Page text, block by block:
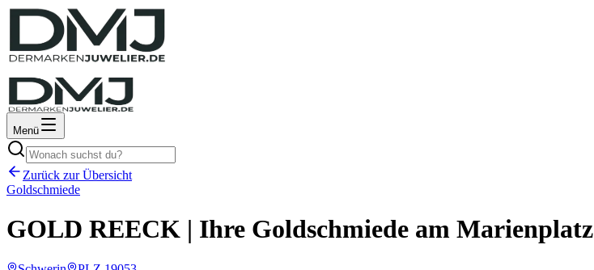
Menü
Zurück zur Übersicht
Goldschmiede
GOLD REECK | Ihre Goldschmiede am Marienplatz